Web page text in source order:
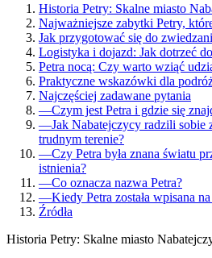
Historia Petry: Skalne miasto
Najważniejsze zabytki Petry,
Jak przygotować się do
Logistyka i dojazd: Jak dotrzeć
Petra nocą: Czy warto wziąć
Praktyczne wskazówki dla
Najczęściej zadawane pytania
—Czym jest Petra i gdzie się
—Jak Nabatejczycy radzili sobie
trudnym terenie?
—Czy Petra była znana światu
istnienia?
—Co oznacza nazwa Petra?
—Kiedy Petra została wpisana
Źródła
Historia Petry: Skalne miasto